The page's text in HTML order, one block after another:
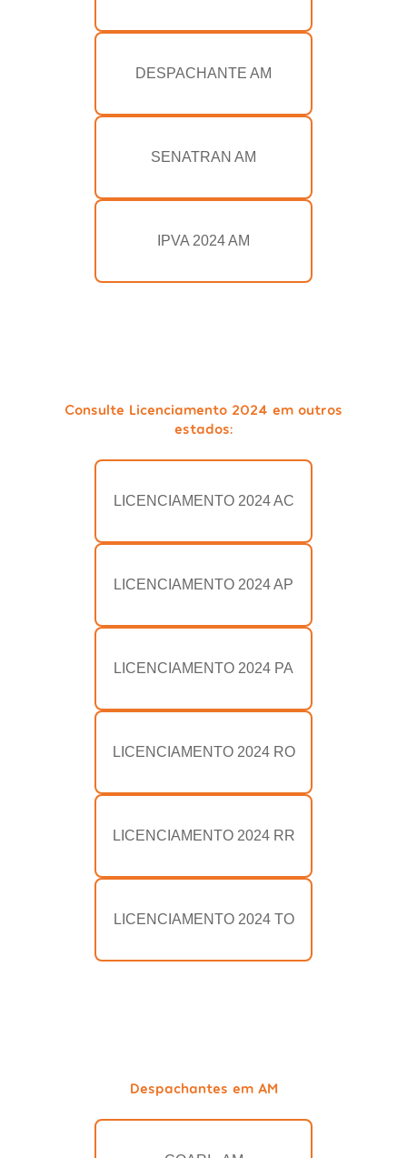
DESPACHANTE AM
SENATRAN AM
IPVA 2024 AM
Consulte Licenciamento 2024 em outros
estados:
LICENCIAMENTO 2024 AC
LICENCIAMENTO 2024 AP
LICENCIAMENTO 2024 PA
LICENCIAMENTO 2024 RO
LICENCIAMENTO 2024 RR
LICENCIAMENTO 2024 TO
Despachantes em AM